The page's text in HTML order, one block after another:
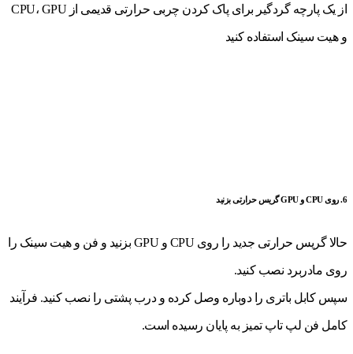
از یک پارچه گردگیر برای پاک کردن چربی حرارتی قدیمی از CPU، GPU
و هیت سینک استفاده کنید
6. روی CPU و GPU گریس حرارتی بزنید
حالا گریس حرارتی جدید را روی CPU و GPU بزنید و فن و هیت سینک را
روی مادربرد نصب کنید.
سپس کابل باتری را دوباره وصل کرده و درب پشتی را نصب کنید. فرآیند
کامل فن لپ تاپ تمیز به پایان رسیده است.